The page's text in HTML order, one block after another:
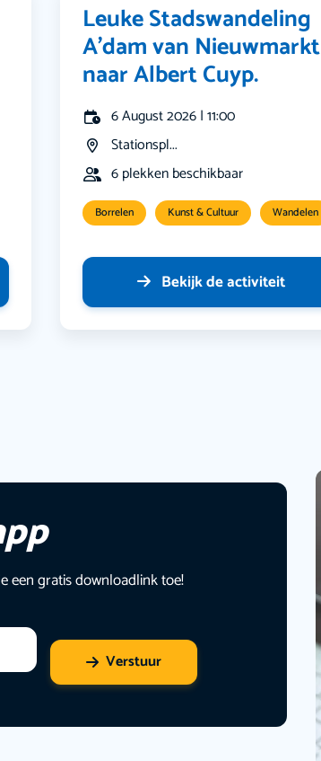
Leuke Stadswandeling
A’dam van Nieuwmarkt
naar Albert Cuyp.
6 August 2026 | 11:00
Stationspl...
6 plekken beschikbaar
Borrelen Kunst & Cultuur Wandelen
Bekijk de activiteit
een gratis downloadlink toe!
Verstuur